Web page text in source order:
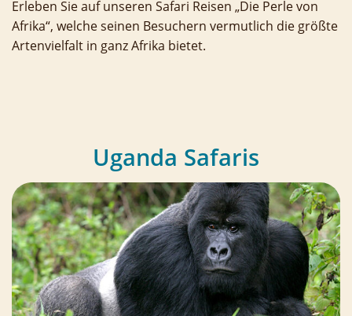
Erleben Sie auf unseren Safari Reisen „Die Perle von
Afrika“, welche seinen Besuchern vermutlich die größte
Artenvielfalt in ganz Afrika bietet.
Uganda Safaris